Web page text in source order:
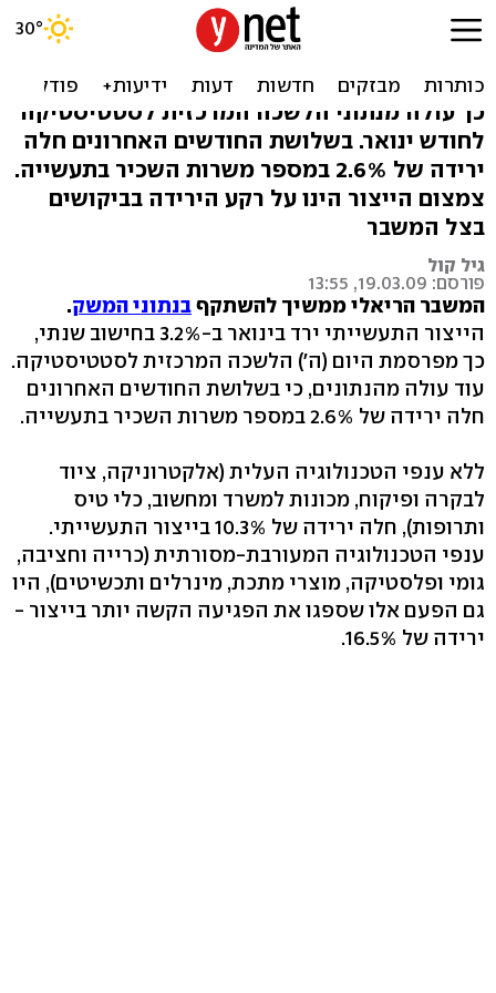
המשבר הריאלי - הייצור
התעשייתי ירד ב-3.2%
כך עולה מנתוני הלשכה המרכזית לסטטיסטיקה
לחודש ינואר. בשלושת החודשים האחרונים חלה
ירידה של 2.6% במספר משרות השכיר בתעשייה.
צמצום הייצור הינו על רקע הירידה בביקושים
בצל המשבר
גיל קול
פורסם: 19.03.09, 13:55
המשבר הריאלי ממשיך להשתקףבנתוני המשק.
הייצור התעשייתי ירד בינואר ב-3.2% בחישוב שנתי,
כך מפרסמת היום (ה') הלשכה המרכזית לסטטיסטיקה.
עוד עולה מהנתונים, כי בשלושת החודשים האחרונים
חלה ירידה של 2.6% במספר משרות השכיר בתעשייה.
ללא ענפי הטכנולוגיה העלית (אלקטרוניקה, ציוד
לבקרה ופיקוח, מכונות למשרד ומחשוב, כלי טיס
ותרופות), חלה ירידה של 10.3% בייצור התעשייתי.
ענפי הטכנולוגיה המעורבת-מסורתית (כרייה וחציבה,
גומי ופלסטיקה, מוצרי מתכת, מינרלים ותכשיטים), היו
גם הפעם אלו שספגו את הפגיעה הקשה יותר בייצור -
ירידה של 16.5%.